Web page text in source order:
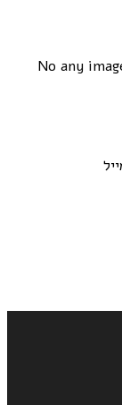
No any